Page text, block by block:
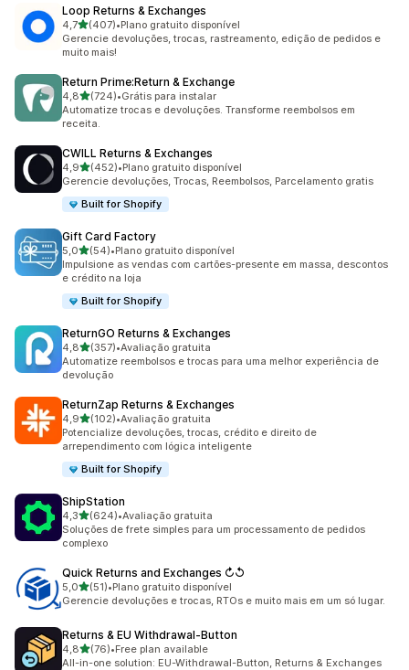
Loop Returns & Exchanges
4,7de 5 estrelas
(407)
407 avaliações ao todo
•Plano gratuito disponível
Gerencie devoluções, trocas, rastreamento, edição de pedidos e
muito mais!
Return Prime:Return & Exchange
4,8de 5 estrelas
(724)
724 avaliações ao todo
•Grátis para instalar
Automatize trocas e devoluções. Transforme reembolsos em
receita.
CWILL Returns & Exchanges
4,9de 5 estrelas
(452)
452 avaliações ao todo
•Plano gratuito disponível
Gerencie devoluções, Trocas, Reembolsos, Parcelamento gratis
Built for Shopify
Gift Card Factory
5,0de 5 estrelas
(54)
54 avaliações ao todo
•Plano gratuito disponível
Impulsione as vendas com cartões-presente em massa, descontos
e crédito na loja
Built for Shopify
ReturnGO Returns & Exchanges
4,8de 5 estrelas
(357)
357 avaliações ao todo
•Avaliação gratuita
Automatize reembolsos e trocas para uma melhor experiência de
devolução
ReturnZap Returns & Exchanges
4,9de 5 estrelas
(102)
102 avaliações ao todo
•Avaliação gratuita
Potencialize devoluções, trocas, crédito e direito de
arrependimento com lógica inteligente
Built for Shopify
ShipStation
4,3de 5 estrelas
(624)
624 avaliações ao todo
•Avaliação gratuita
Soluções de frete simples para um processamento de pedidos
complexo
Quick Returns and Exchanges ↻↺
5,0de 5 estrelas
(51)
51 avaliações ao todo
•Plano gratuito disponível
Gerencie devoluções e trocas, RTOs e muito mais em um só lugar.
Returns & EU Withdrawal‑Button
4,8de 5 estrelas
(76)
76 avaliações ao todo
•Free plan available
All-in-one solution: EU-Withdrawal-Button, Returns & Exchanges